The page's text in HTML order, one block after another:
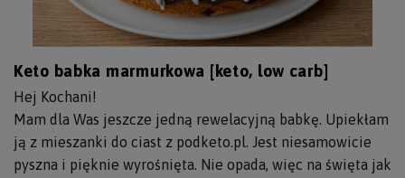
Keto babka marmurkowa [keto, low carb]
Hej Kochani!
Mam dla Was jeszcze jedną rewelacyjną babkę. Upiekłam
ją z mieszanki do ciast z podketo.pl. Jest niesamowicie
pyszna i pięknie wyrośnięta. Nie opada, więc na święta jak